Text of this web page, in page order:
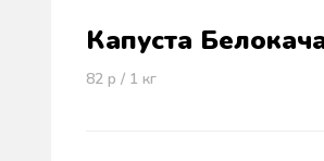
Капуста
82 р / 1 кг